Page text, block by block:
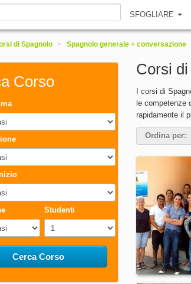
SFOGLIARE
di Spagnolo > Spagnolo generale + conversazione
Corso
Studenti
Cerca Corso
Corsi
I corsi di
le competenze
rapidamente il
Ordina per: